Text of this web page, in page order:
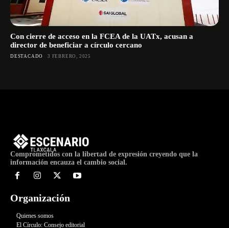
Con cierre de acceso en la FCEA de la UATx, acusan a
director de beneficiar a círculo cercano
DESTACADO 3 FEBRERO, 2025
Comprometidos con la libertad de expresión creyendo que la
información encauza el cambio social.
Organización
Quienes somos
El Círculo: Consejo editorial